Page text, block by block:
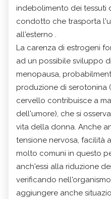
indebolimento dei tessuti
condotto che trasporta
all'esterno .
La carenza di estrogeni
ad un possibile sviluppo
menopausa,
produzione di serotonina
cervello contribuisce a
dell'umore), che si
vita della donna. Anche
tensione nervosa, facilità
molto comuni in questo
anch'essi alla riduzione
verificando
aggiungere anche